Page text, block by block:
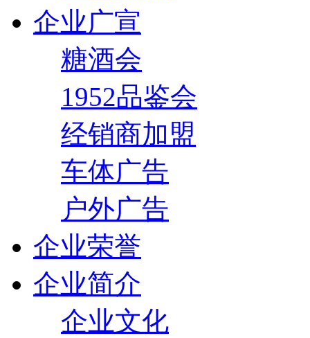
企业广宣
糖酒会
1952品鉴会
经销商加盟
车体广告
户外广告
企业荣誉
企业简介
企业文化